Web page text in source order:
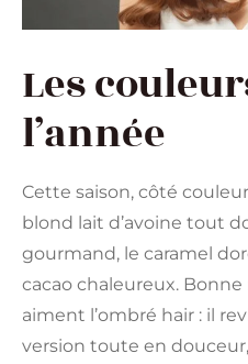
Les
l’année
Cette saison, côté
blond lait d’avoine tout
gourmand, le caramel
cacao chaleureux.
aiment l’ombré hair : il
version toute en